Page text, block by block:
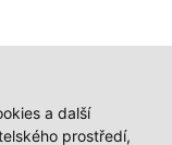
a další
prostředí,